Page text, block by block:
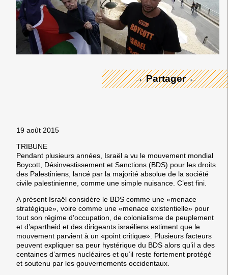
→ Partager ←
← Merci ! →
19 août 2015
TRIBUNE
Pendant plusieurs années, Israël a vu le mouvement mondial
Boycott, Désinvestissement et Sanctions (BDS) pour les droits
des Palestiniens, lancé par la majorité absolue de la société
civile palestinienne, comme une simple nuisance. C’est fini.
A présent Israël considère le BDS comme une «menace
stratégique», voire comme une «menace existentielle» pour
tout son régime d’occupation, de colonialisme de peuplement
et d’apartheid et des dirigeants israéliens estiment que le
mouvement parvient à un «point critique». Plusieurs facteurs
peuvent expliquer sa peur hystérique du BDS alors qu’il a des
centaines d’armes nucléaires et qu’il reste fortement protégé
et soutenu par les gouvernements occidentaux.